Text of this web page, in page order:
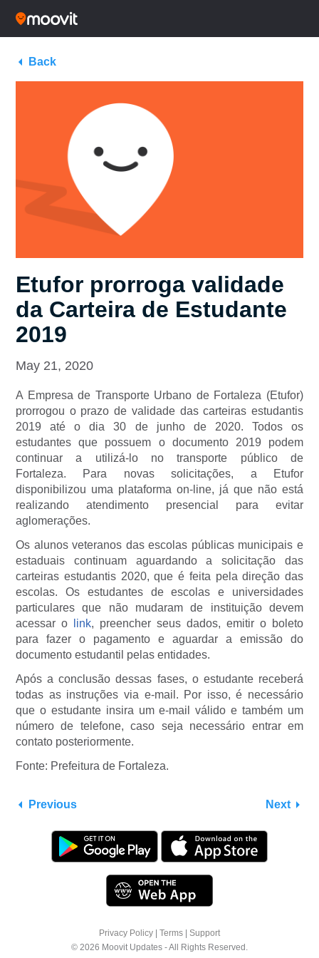
Back
Etufor prorroga validade
da Carteira de Estudante
2019
May 21, 2020
A Empresa de Transporte Urbano de Fortaleza (Etufor)
prorrogou o prazo de validade das carteiras estudantis
2019 até o dia 30 de junho de 2020. Todos os
estudantes que possuem o documento 2019 podem
continuar a utilizá-lo no transporte público de
Fortaleza. Para novas solicitações, a Etufor
disponibilizou uma plataforma on-line, já que não está
realizando atendimento presencial para evitar
aglomerações.
Os alunos veteranos das escolas públicas municipais e
estaduais continuam aguardando a solicitação das
carteiras estudantis 2020, que é feita pela direção das
escolas. Os estudantes de escolas e universidades
particulares que não mudaram de instituição devem
acessar o
link, preencher seus dados, emitir o boleto
para fazer o pagamento e aguardar a emissão do
documento estudantil pelas entidades.
Após a conclusão dessas fases, o estudante receberá
todas as instruções via e-mail. Por isso, é necessário
que o estudante insira um e-mail válido e também um
número de telefone, caso seja necessário entrar em
contato posteriormente.
Fonte: Prefeitura de Fortaleza.
Previous Next
Privacy Policy Terms
Support
© 2026 Moovit Updates - All Rights Reserved.